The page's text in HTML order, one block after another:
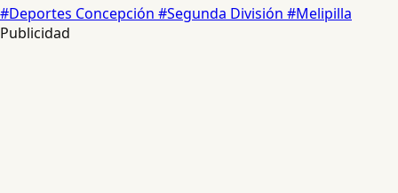
#Deportes Concepción #Segunda División #Melipilla
Publicidad